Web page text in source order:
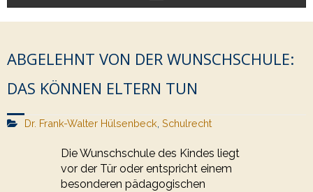
Start
Unsere Leistungen
Veröffentlichungen
Über uns
ABGELEHNT VON DER WUNSCHSCHULE:
DAS KÖNNEN ELTERN TUN
Dr. Frank-Walter Hülsenbeck, Schulrecht
Die Wunschschule des Kindes liegt
vor der Tür oder entspricht einem
besonderen pädagogischen